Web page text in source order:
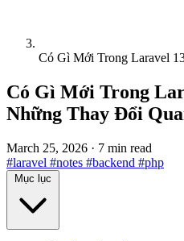
Có Gì Mới Trong Laravel
Có Gì Mới Trong
Những Thay Đổi
March 25, 2026 · 7 min read
#laravel #notes #backend #php
Mục lục